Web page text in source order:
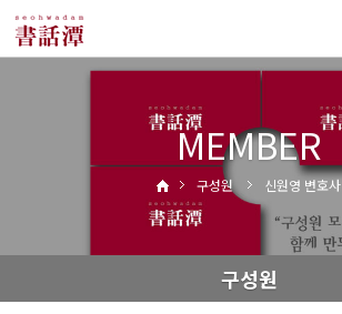
MEMBER
구성원 신원영 변호사
구성원